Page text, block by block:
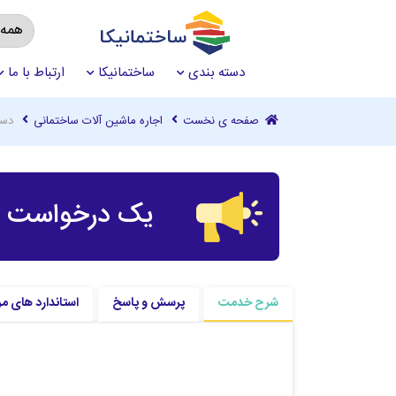
دسته بندی ساختمانیکا ارتباط با ما
صفحه ی نخست اجاره ماشین آلات ساختمانی
یک درخواست
شرح خدمت پرسش و پاسخ استاندارد های